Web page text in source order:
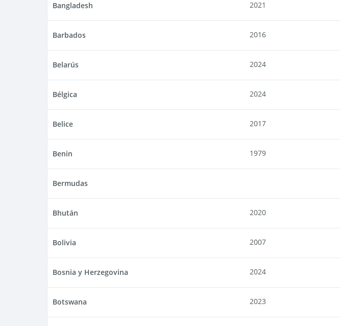
Bangladesh 2021
Barbados 2016
Belarús 2024
Bélgica 2024
Belice 2017
Benin 1979
Bermudas
Bhután 2020
Bolivia 2007
Bosnia y Herzegovina 2024
Botswana 2023